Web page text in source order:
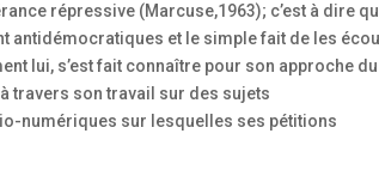
répressive (Marcuse,1963); c’est à dire
antidémocratiques et le simple fait de les
lui, s’est fait connaître pour son approche du
travers son travail sur des sujets
numériques sur lesquelles ses pétitions